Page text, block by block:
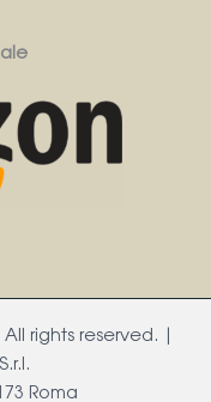
rights reserved. |
Roma